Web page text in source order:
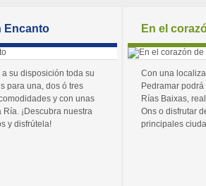
Encanto
su disposición toda su
para una, dos ó tres
y con unas
¡Descubra nuestra
y disfrútela!
En el
Con una
Pedramar
Rías Baixas,
Ons o disfrutar
principales